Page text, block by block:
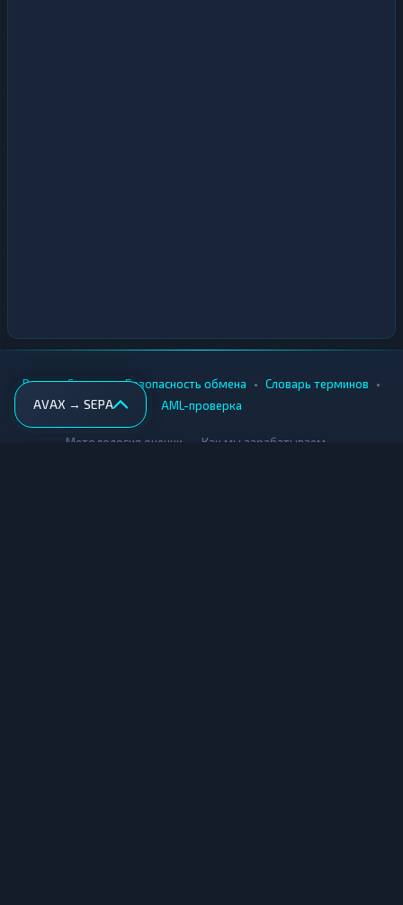
AVAX → SEPA
Вики • Города • Безопасность обмена • Словарь терминов •
AML-проверка
Методология оценки Как мы зарабатываем